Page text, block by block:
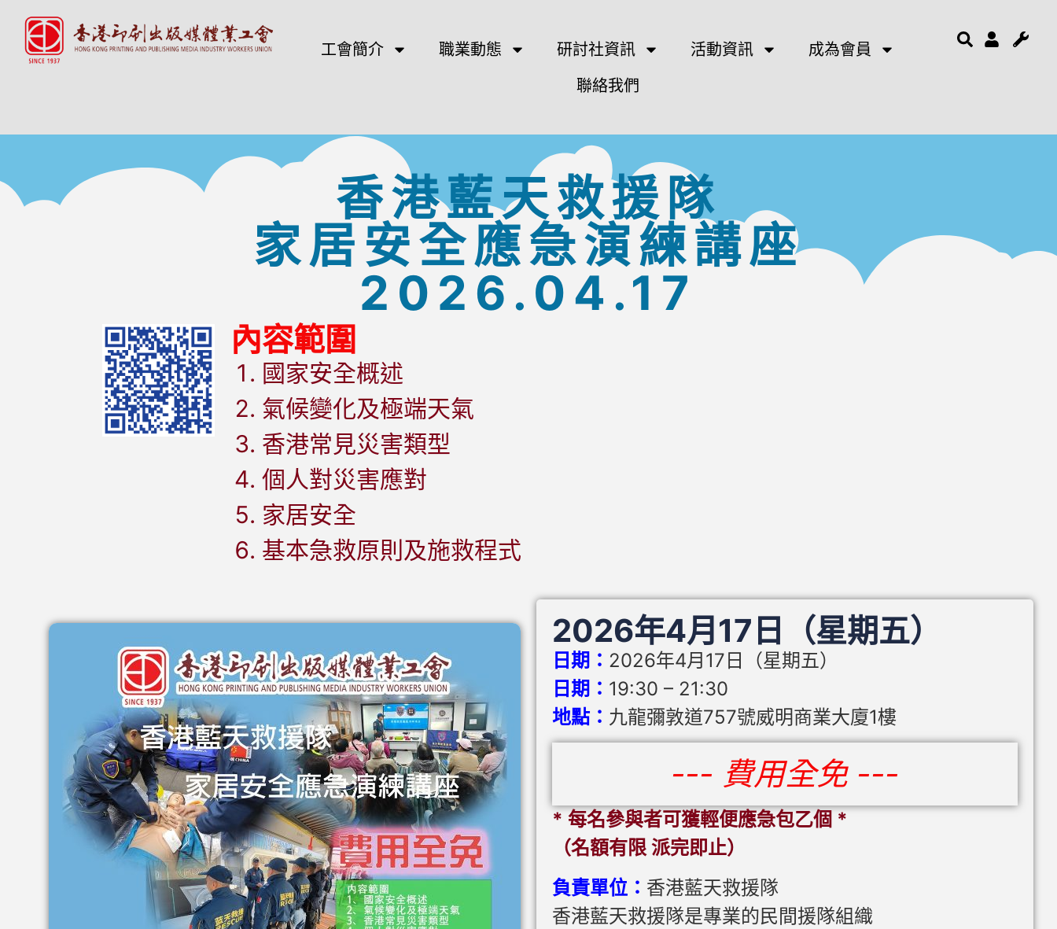
工會簡介 職業動態 研討社資訊 活動資訊
成為會員
聯絡我們
香港藍天救援隊
家居安全應急演練講座
2026.04.17
內容範圍
國家安全概述
氣候變化及極端天氣
香港常見災害類型
個人對災害應對
家居安全
基本急救原則及施救程式
2026年4月17日（星期五）
日期： 2026年4月17日（星期五）
日期： 19:30 – 21:30
地點： 九龍彌敦道757號威明商業大廈1樓
--- 費用全免 ---
* 每名參與者可獲輕便應急包乙個 *
（名額有限 派完即止）
負責單位： 香港藍天救援隊
香港藍天救援隊是專業的民間援隊組織